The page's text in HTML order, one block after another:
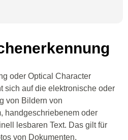
oder Optical Character
sich auf die elektronische oder
von Bildern von
handgeschriebenem oder
lesbaren Text. Das gilt für
von Dokumenten,